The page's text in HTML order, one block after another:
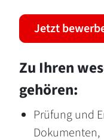
Jetzt
Zu Ihren
gehören:
Prüfung und
Dokumenten,